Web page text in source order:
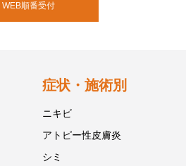
WEB順番受付
症状・施術別
ニキビ
アトピー性皮膚炎
シミ